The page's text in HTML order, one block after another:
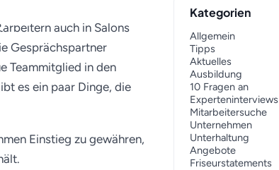
auch in Salons
Gesprächspartner
Teammitglied in den
es ein paar Dinge, die
Einstieg zu gewähren,
Kategorien
Allgemein
Tipps
Aktuelles
Ausbildung
10 Fragen an
Experteninterviews
Mitarbeitersuche
Unternehmen
Unterhaltung
Angebote
Friseurstatements